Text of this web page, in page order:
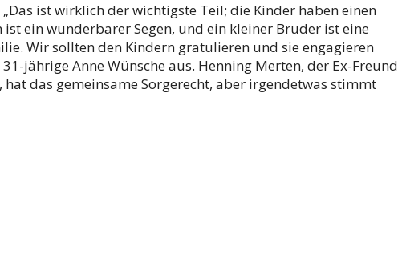
ist wirklich der wichtigste Teil; die Kinder haben einen
ist ein wunderbarer Segen, und ein kleiner Bruder ist eine
Wir sollten den Kindern gratulieren und sie engagieren
jährige Anne Wünsche aus. Henning Merten, der Ex-Freund
das gemeinsame Sorgerecht, aber irgendetwas stimmt